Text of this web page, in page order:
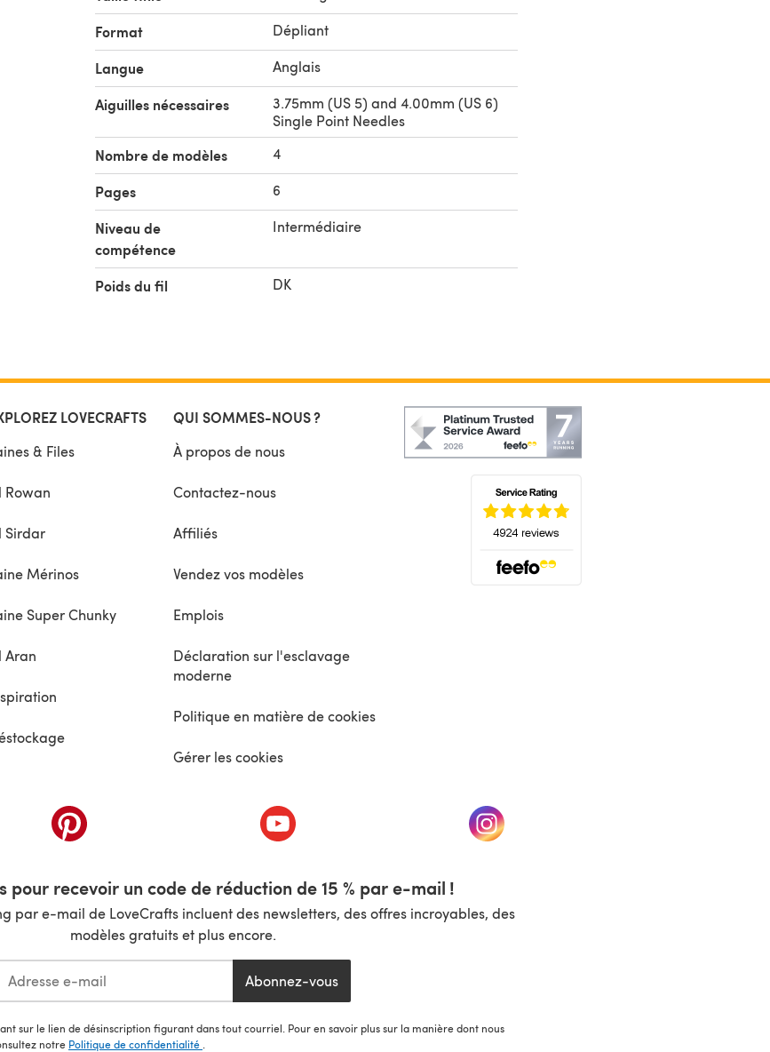
Format Dépliant
Langue Anglais
Aiguilles nécessaires
3.75mm (US 5) and 4.00mm (US 6)
Single Point Needles
Nombre de modèles 4
Pages 6
Niveau de
compétence
Intermédiaire
Poids du fil DK
LOVECRAFTS
& Files
Rowan
Sirdar
Mérinos
Super Chunky
Aran
QUI SOMMES-NOUS ?
À propos de nous
Contactez-nous
Affiliés
Vendez vos modèles
Emplois
Déclaration sur l'esclavage
moderne
Politique en matière de cookies
Gérer les cookies
onglet) (s'ouvre dans un nouvel onglet) (s'ouvre dans un nouvel onglet) (s'ouvre dans un nouvel onglet)
pour recevoir un code de réduction de 15 % par e-mail !
par e-mail de LoveCrafts incluent des newsletters, des offres incroyables, des
modèles gratuits et plus encore.
Abonnez-vous
sur le lien de désinscription figurant dans tout courriel. Pour en savoir plus sur la manière dont nous
notre Politique de confidentialité .